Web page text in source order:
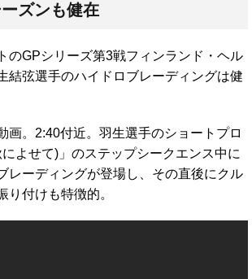
ズンも健在
のGPシリーズ第3戦フィンランド・ヘル
結弦選手のハイドロブレーディングは健
画。2:40付近。羽生選手のショートプロ
よせて)」のステップシークエンス中に
レーディングが登場し、その直後にクル
り付けも特徴的。